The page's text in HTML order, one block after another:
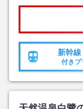
新幹線
付きプ